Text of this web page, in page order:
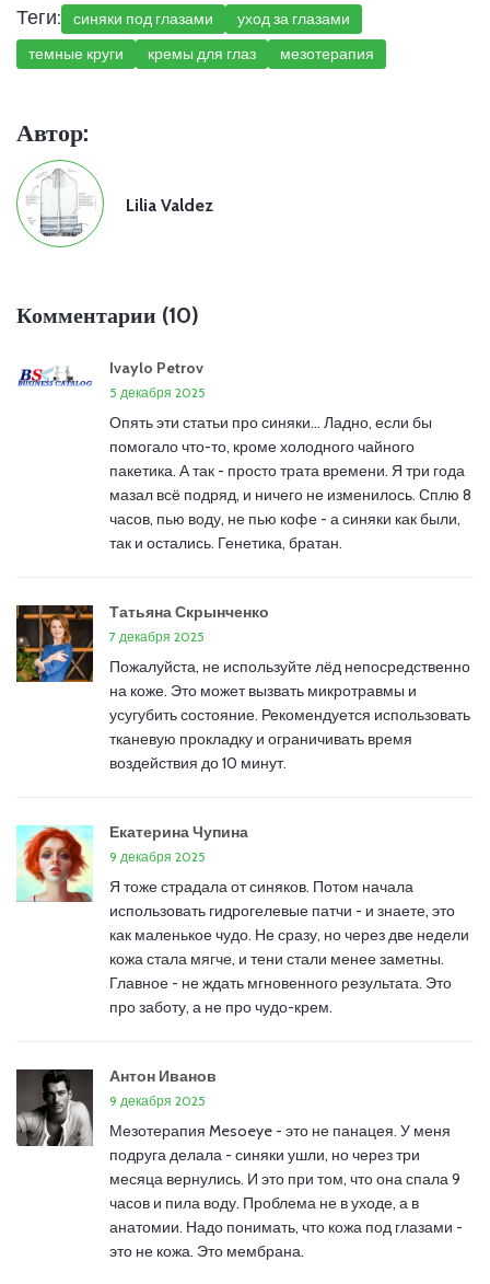
Теги: синяки под глазами
уход за глазами
темные круги
кремы для глаз мезотерапия
Автор:
Lilia Valdez
Комментарии (10)
Ivaylo Petrov
5 декабря 2025
Опять эти статьи про синяки... Ладно, если бы
помогало что-то, кроме холодного чайного
пакетика. А так - просто трата времени. Я три года
мазал всё подряд, и ничего не изменилось. Сплю 8
часов, пью воду, не пью кофе - а синяки как были,
так и остались. Генетика, братан.
Татьяна Скрынченко
7 декабря 2025
Пожалуйста, не используйте лёд непосредственно
на коже. Это может вызвать микротравмы и
усугубить состояние. Рекомендуется использовать
тканевую прокладку и ограничивать время
воздействия до 10 минут.
Екатерина Чупина
9 декабря 2025
Я тоже страдала от синяков. Потом начала
использовать гидрогелевые патчи - и знаете, это
как маленькое чудо. Не сразу, но через две недели
кожа стала мягче, и тени стали менее заметны.
Главное - не ждать мгновенного результата. Это
про заботу, а не про чудо-крем.
Антон Иванов
9 декабря 2025
Мезотерапия Mesoeye - это не панацея. У меня
подруга делала - синяки ушли, но через три
месяца вернулись. И это при том, что она спала 9
часов и пила воду. Проблема не в уходе, а в
анатомии. Надо понимать, что кожа под глазами -
это не кожа. Это мембрана.